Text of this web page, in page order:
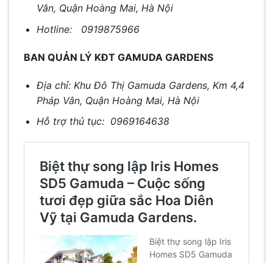
Vân, Quận Hoàng Mai, Hà Nội
Hotline: 0919875966
BAN QUẢN LÝ KĐT GAMUDA GARDENS
Địa chỉ: Khu Đô Thị Gamuda Gardens, Km 4,4
Pháp Vân, Quận Hoàng Mai, Hà Nội
Hỗ trợ thủ tục: 0969164638